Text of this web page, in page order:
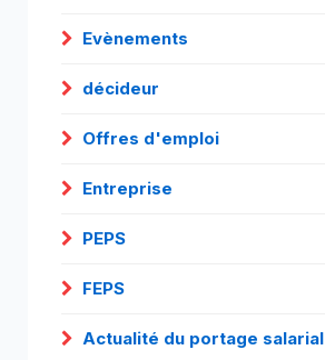
Evènements
décideur
Offres d'emploi
Entreprise
PEPS
FEPS
Actualité du portage salarial